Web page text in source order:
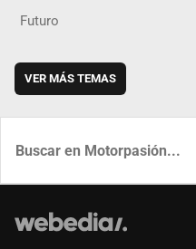
Futuro
VER MÁS TEMAS